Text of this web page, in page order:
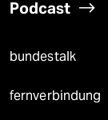
Podcast
bundestalk
fernverbindung